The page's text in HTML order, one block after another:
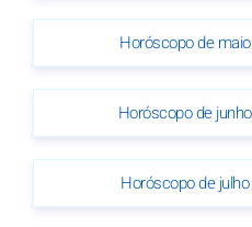
Horóscopo de
Horóscopo de
Horóscopo de